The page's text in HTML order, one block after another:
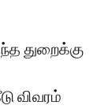
துறைக்கு
விவரம்